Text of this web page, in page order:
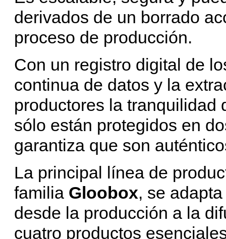
derivados de un borrado
proceso de producción.
Con un registro digital de
continua de datos y la
productores la tranquilidad
sólo están protegidos en
garantiza que son
La principal línea de
familia Gloobox, se
desde la producción a la
cuatro productos